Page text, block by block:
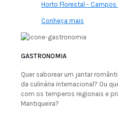
Horto Florestal -
Conheça mais
GASTRONOMIA
Quer saborear um jantar
da culinária internacional? Ou
com os temperos regionais e
Mantiqueira?